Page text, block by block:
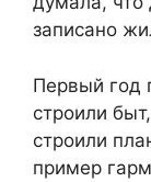
записано
Первый год
строили
строили
пример